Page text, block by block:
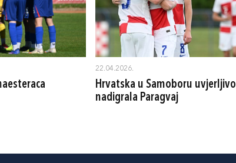
22.04.2026.
Hrvatska u Samoboru uvjerljivo
nadigrala Paragvaj